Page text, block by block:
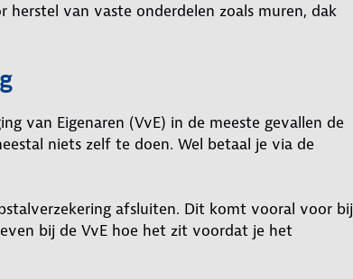
van vaste onderdelen zoals muren, dak
van Eigenaren (VvE) in de meeste gevallen de
niets zelf te doen. Wel betaal je via de
afsluiten. Dit komt vooral voor bij
bij de VvE hoe het zit voordat je het